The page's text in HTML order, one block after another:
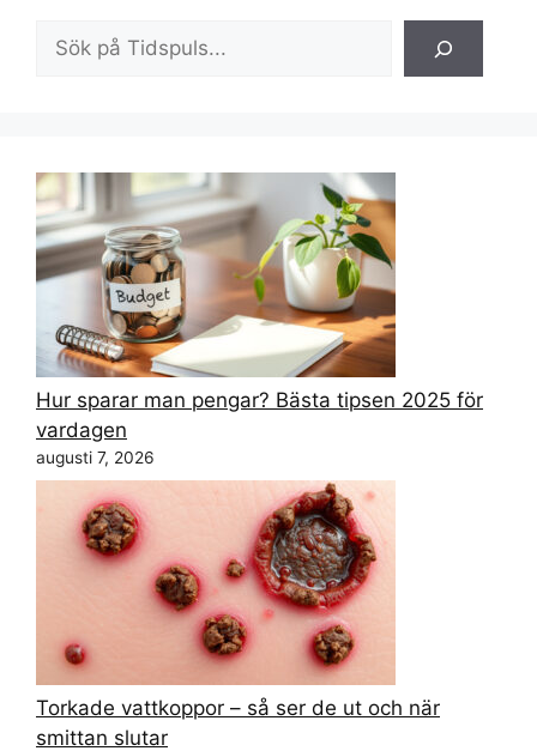
Sök
Hur sparar man pengar? Bästa tipsen 2025 för
vardagen
augusti 7, 2026
Torkade vattkoppor – så ser de ut och när
smittan slutar